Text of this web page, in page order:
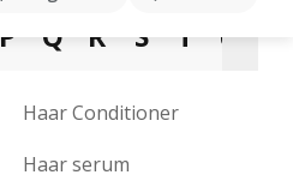
Q R S T U
Haar Conditioner
Haar serum